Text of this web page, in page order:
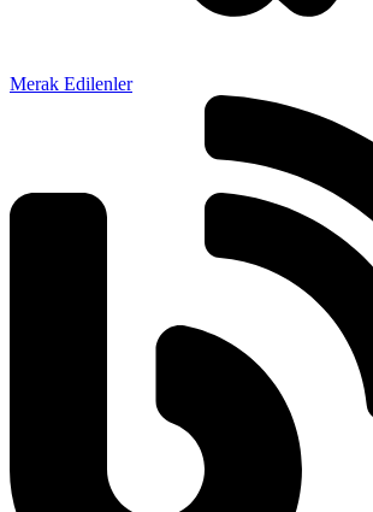
Merak Edilenler